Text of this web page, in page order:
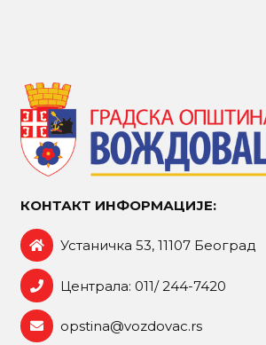
КОНТАКТ ИНФОРМАЦИЈЕ:
Устаничка 53, 11107 Београд
Централа: 011/ 244-7420
opstina@vozdovac.rs